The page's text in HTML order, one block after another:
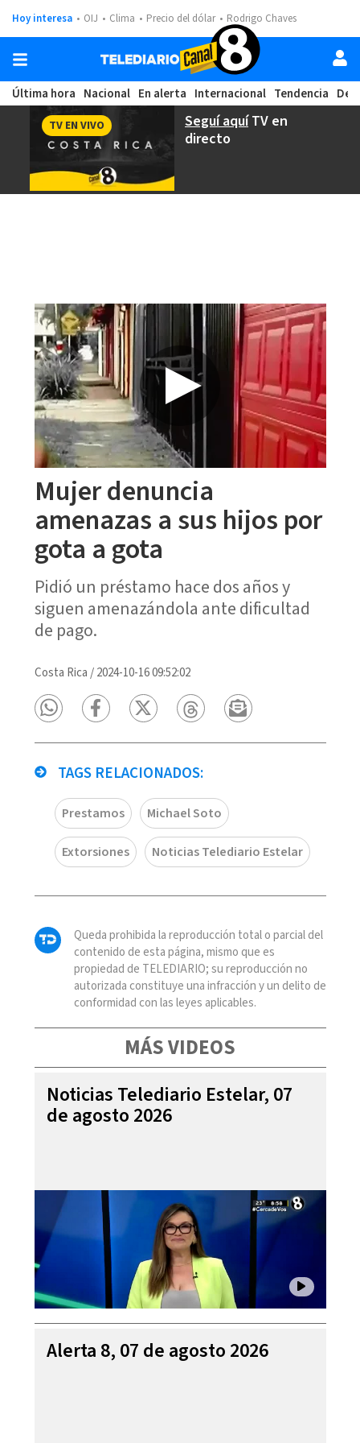
Hoy interesa OIJ Clima Precio del dólar Rodrigo Chaves
Última hora Nacional En alerta Internacional Tendencia
Seguí aquíTV en
directo
TV EN VIVO
Mujer denuncia
amenazas a sus hijos por
gota a gota
Pidió un préstamo hace dos años y
siguen amenazándola ante dificultad
de pago.
Costa Rica /2024-10-16 09:52:02
TAGS RELACIONADOS:
Prestamos Michael Soto
Extorsiones Noticias Telediario Estelar
Queda prohibida la reproducción total o parcial del
contenido de esta página, mismo que es
propiedad de TELEDIARIO; su reproducción no
autorizada constituye una infracción y un delito de
conformidad con las leyes aplicables.
MÁS VIDEOS
Noticias Telediario Estelar, 07
de agosto 2026
Alerta 8, 07 de agosto 2026